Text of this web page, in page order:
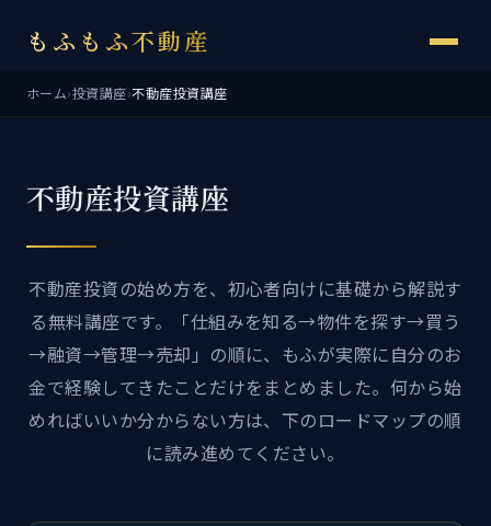
もふもふ不動産
ホーム›投資講座›不動産投資講座
不動産投資講座
不動産投資の始め方を、初心者向けに基礎から解説す
る無料講座です。「仕組みを知る→物件を探す→買う
→融資→管理→売却」の順に、もふが実際に自分のお
金で経験してきたことだけをまとめました。何から始
めればいいか分からない方は、下のロードマップの順
に読み進めてください。